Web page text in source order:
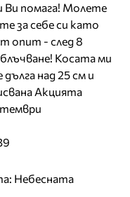
Ви помага! Молете
за себе си като
опит - след 8
Косата ми
над 25 см и
Акцията
Небесната